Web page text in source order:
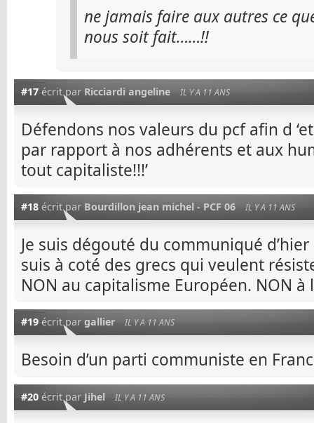
ne jamais faire aux autres ce
nous soit fait……!!
#17 écrit par Ricciardi angeline IL Y A 11 ANS
Défendons nos valeurs du pcf afin d
par rapport à nos adhérents et aux
tout capitaliste!!!’
#18 écrit par Bourdillon jean michel - PCF 06 IL Y A 11 ANS
Je suis dégouté du communiqué
suis à coté des grecs qui veulent
NON au capitalisme Européen. NON
#19 écrit par gallier IL Y A 11 ANS
Besoin d’un parti communiste en
#20 écrit par Jihel IL Y A 11 ANS